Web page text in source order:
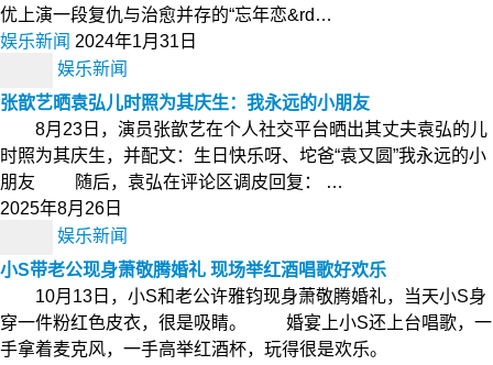
优上演一段复仇与治愈并存的“忘年恋&rd…
娱乐新闻 2024年1月31日
娱乐新闻
张歆艺晒袁弘儿时照为其庆生：我永远的小朋友
8月23日，演员张歆艺在个人社交平台晒出其丈夫袁弘的儿
时照为其庆生，并配文：生日快乐呀、坨爸“袁又圆”我永远的小
朋友 随后，袁弘在评论区调皮回复： …
2025年8月26日
娱乐新闻
小S带老公现身萧敬腾婚礼 现场举红酒唱歌好欢乐
10月13日，小S和老公许雅钧现身萧敬腾婚礼，当天小S身
穿一件粉红色皮衣，很是吸睛。 婚宴上小S还上台唱歌，一
手拿着麦克风，一手高举红酒杯，玩得很是欢乐。